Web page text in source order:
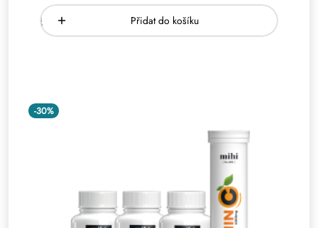
Přidat do košíku
-30%